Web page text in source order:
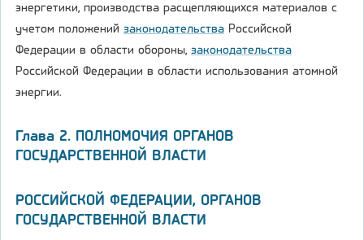
энергетики, производства расщепляющихся материалов с
учетом положений законодательства Российской
Федерации в области обороны, законодательства
Российской Федерации в области использования атомной
энергии.
Глава 2. ПОЛНОМОЧИЯ ОРГАНОВ
ГОСУДАРСТВЕННОЙ ВЛАСТИ
РОССИЙСКОЙ ФЕДЕРАЦИИ, ОРГАНОВ
ГОСУДАРСТВЕННОЙ ВЛАСТИ